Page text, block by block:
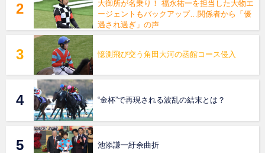
大御所が名乗り！ 福永祐一を担当した大物エ
ージェントもバックアップ…関係者から「優
遇され過ぎ」の声
憶測飛び交う角田大河の函館コース侵入
“金杯”で再現される波乱の結末とは？
池添謙一紆余曲折